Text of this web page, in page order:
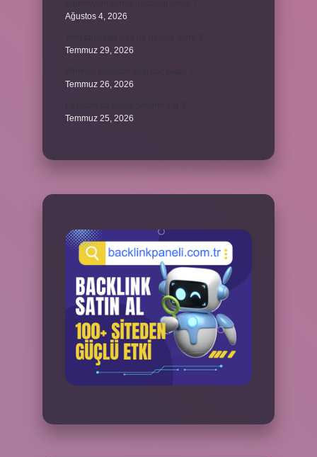
Ağustos 4, 2026
Temmuz 29, 2026
Temmuz 26, 2026
Temmuz 25, 2026